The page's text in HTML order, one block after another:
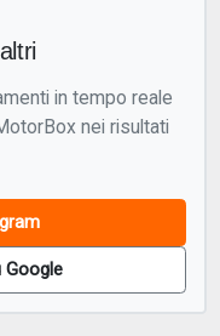
in tempo reale
nei risultati
Google